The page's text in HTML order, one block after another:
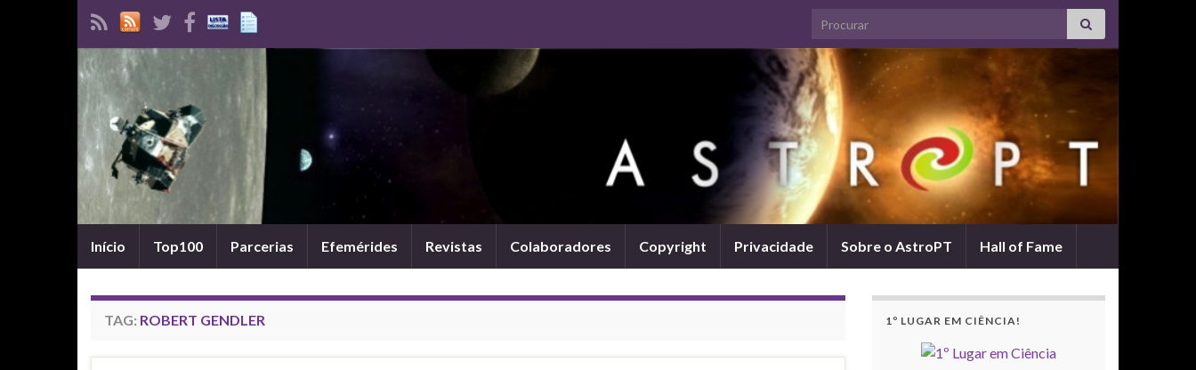
Search for:
Início Top100 Parcerias Efemérides Revistas Colaboradores Copyright Privacidade Sobre o AstroPT Hall of Fame
TAG: ROBERT GENDLER 1º LUGAR EM CIÊNCIA!